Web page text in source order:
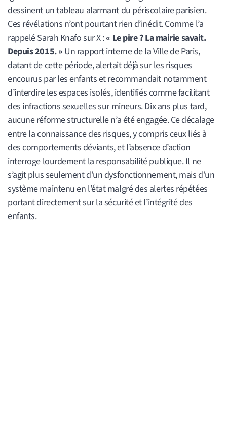
dessinent un tableau alarmant du périscolaire parisien.
Ces révélations n’ont pourtant rien d’inédit. Comme l’a
rappelé Sarah Knafo sur X :« Le pire ? La mairie savait.
Depuis 2015. » Un rapport interne de la Ville de Paris,
datant de cette période, alertait déjà sur les risques
encourus par les enfants et recommandait notamment
d’interdire les espaces isolés, identifiés comme facilitant
des infractions sexuelles sur mineurs. Dix ans plus tard,
aucune réforme structurelle n’a été engagée. Ce décalage
entre la connaissance des risques, y compris ceux liés à
des comportements déviants, et l’absence d’action
interroge lourdement la responsabilité publique. Il ne
s’agit plus seulement d’un dysfonctionnement, mais d’un
système maintenu en l’état malgré des alertes répétées
portant directement sur la sécurité et l’intégrité des
enfants.